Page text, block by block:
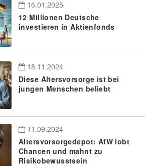
16.01.2025
12 Millionen Deutsche
investieren in Aktienfonds
18.11.2024
Diese Altersvorsorge ist bei
jungen Menschen beliebt
11.09.2024
Altersvorsorgedepot: AfW lobt
Chancen und mahnt zu
Risikobewusstsein